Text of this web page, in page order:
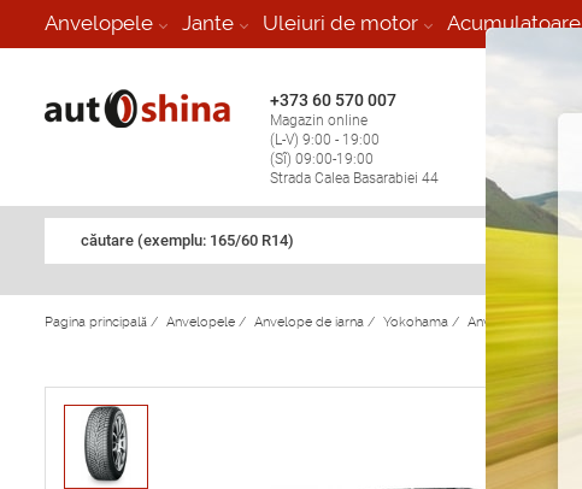
Anvelopele Jante Uleiuri de motor
+373 60 570 007
Magazin online
(L-V) 9:00 - 19:00
(Sî) 09:00-19:00
Strada Calea Basarabiei 44
Vulcanizare
căutare (exemplu: 165/60 R14)
Pagina principală / Anvelopele / Anvelope de iarna / Yokohama / Anvelope de iarna